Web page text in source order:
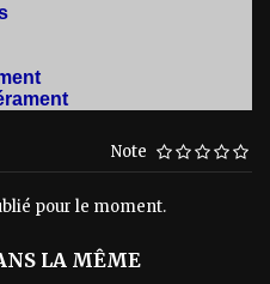
Note
pour le moment.
LA MÊME